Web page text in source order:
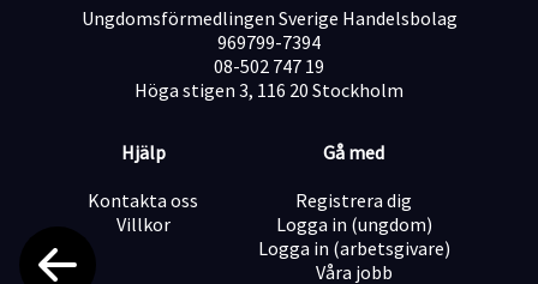
? Välkommen med din ansökan – och bli en del av oss
Ungdomsförmedlingen Sverige Handelsbolag
969799-7394
08-502 747 19
Höga stigen 3, 116 20 Stockholm
Hjälp
Kontakta oss
Villkor
Gå med
Registrera dig
Logga in (ungdom)
Logga in (arbetsgivare)
Våra jobb